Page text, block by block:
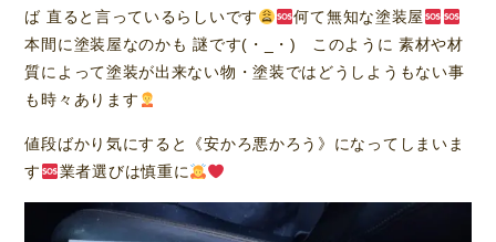
ば 直ると言っているらしいです
何て無知な塗装屋
本間に塗装屋なのかも 謎です(・_・) このように 素材や材
質によって塗装が出来ない物・塗装ではどうしようもない事
も時々あります
値段ばかり気にすると《安かろ悪かろう》になってしまいま
す
業者選びは慎重に